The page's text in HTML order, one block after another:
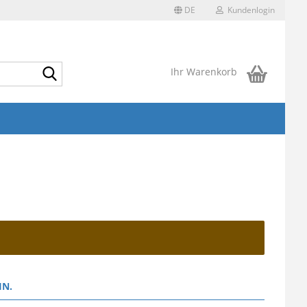
DE Kundenlogin
Ihr Warenkorb